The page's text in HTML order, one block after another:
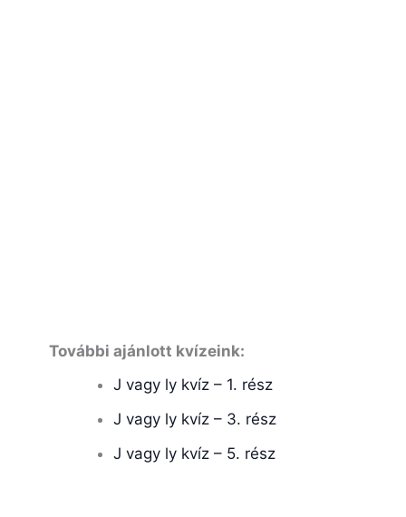
További ajánlott kvízeink:
J vagy ly kvíz – 1. rész
J vagy ly kvíz – 3. rész
J vagy ly kvíz – 5. rész